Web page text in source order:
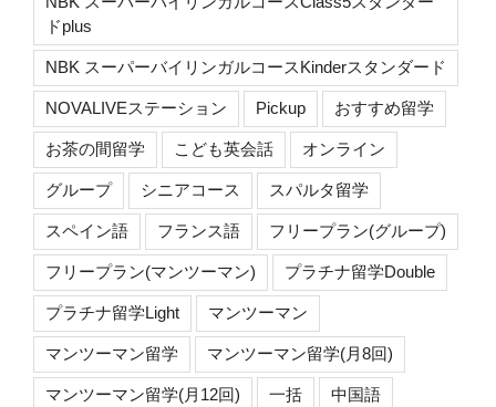
ドplus
NBK スーパーバイリンガルコースKinderスタンダード
NOVALIVEステーション Pickup おすすめ留学
お茶の間留学 こども英会話 オンライン
グループ シニアコース スパルタ留学
スペイン語 フランス語 フリープラン(グループ)
フリープラン(マンツーマン) プラチナ留学Double
プラチナ留学Light マンツーマン
マンツーマン留学 マンツーマン留学(月8回)
マンツーマン留学(月12回) 一括 中国語